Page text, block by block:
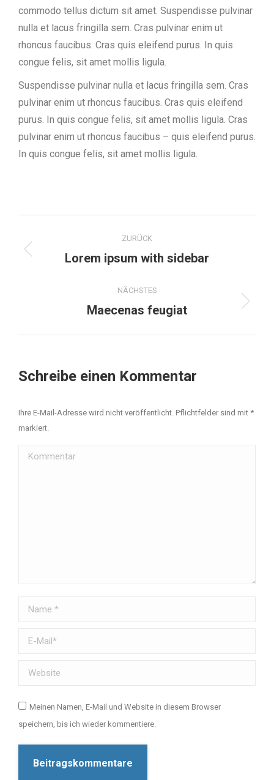
commodo tellus dictum sit amet. Suspendisse pulvinar
nulla et lacus fringilla sem. Cras pulvinar enim ut
rhoncus faucibus. Cras quis eleifend purus. In quis
congue felis, sit amet mollis ligula.
Suspendisse pulvinar nulla et lacus fringilla sem. Cras
pulvinar enim ut rhoncus faucibus. Cras quis eleifend
purus. In quis congue felis, sit amet mollis ligula. Cras
pulvinar enim ut rhoncus faucibus – quis eleifend purus.
In quis congue felis, sit amet mollis ligula.
ZURÜCK
Lorem ipsum with sidebar
NÄCHSTES
Maecenas feugiat
Schreibe einen Kommentar
Ihre E-Mail-Adresse wird nicht veröffentlicht. Pflichtfelder sind mit *
markiert.
Kommentar
Name *
E-Mail *
Website
Meinen Namen, E-Mail und Website in diesem Browser
speichern, bis ich wieder kommentiere.
Beitragskommentare